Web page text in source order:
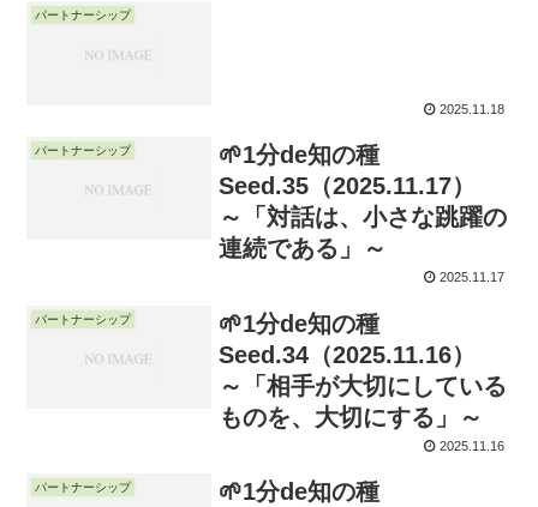
パートナーシップ
2025.11.18
パートナーシップ
🌱1分de知の種
Seed.35（2025.11.17）
～「対話は、小さな跳躍の
連続である」～
2025.11.17
パートナーシップ
🌱1分de知の種
Seed.34（2025.11.16）
～「相手が大切にしている
ものを、大切にする」～
2025.11.16
パートナーシップ
🌱1分de知の種